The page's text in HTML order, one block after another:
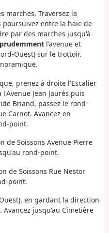
marches. Traversez la
poursuivez entre la haie de
par des marches jusqu'à
prudemment l'avenue et
Ouest) sur le trottoir.
prenez à droite l'Escalier
Jean Jaurès puis
Briand, passez le rond-
Carnot. Avancez en
point.
de Soissons Avenue Pierre
rond-point.
de Soissons Rue Nestor
point.
en gardant la direction
Avancez jusqu'au Cimetière